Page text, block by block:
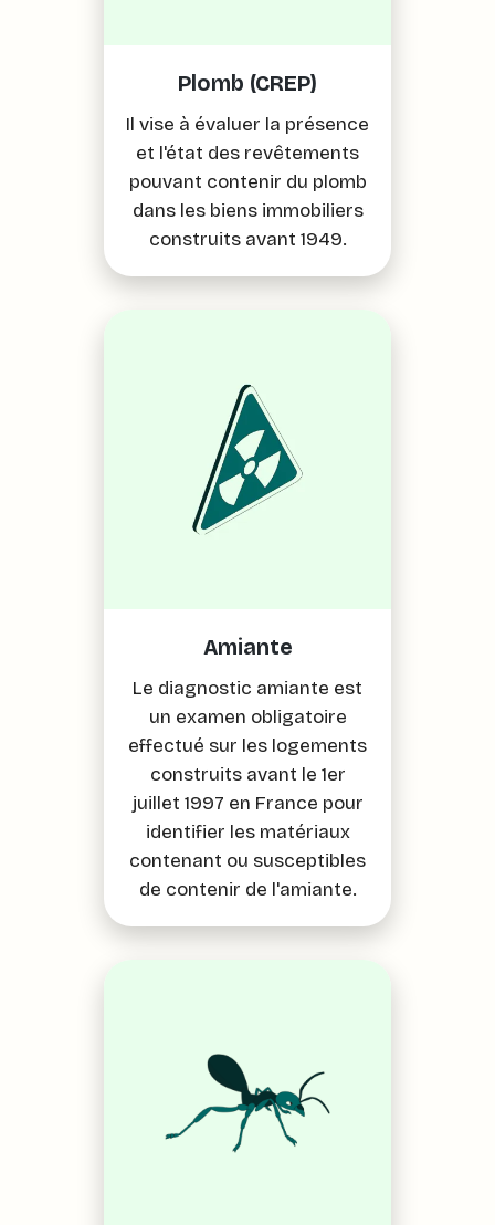
Plomb (CREP)
Il vise à évaluer la présence
et l'état des revêtements
pouvant contenir du plomb
dans les biens immobiliers
construits avant 1949.
Amiante
Le diagnostic amiante est
un examen obligatoire
effectué sur les logements
construits avant le 1er
juillet 1997 en France pour
identifier les matériaux
contenant ou susceptibles
de contenir de l'amiante.